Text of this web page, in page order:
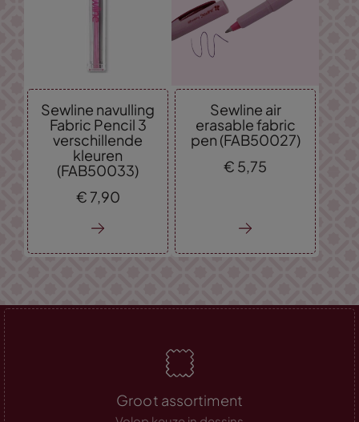
Sewline navulling
Fabric Pencil 3
verschillende
kleuren
(FAB50033)
€ 7, 90
Sewline air
erasable fabric
pen (FAB50027)
€ 5, 75
Groot assortiment